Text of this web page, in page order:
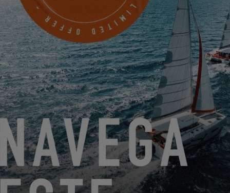
¡EXCESS, SOCIO OFICIAL DE LA CATAMARANS CUP
2023!
10.10.23
EXCESS OWNERS STORIES – HIROSHI H